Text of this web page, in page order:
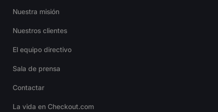
Nuestra misión
Nuestros clientes
El equipo directivo
Sala de prensa
Contactar
La vida en Checkout.com